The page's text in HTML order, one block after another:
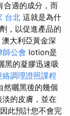
合適的成分，而
台北 這就是為什
，以促進產品的
澳大利亞黃金深
師公會 lotion是
黑的凝膠迅速吸
絡調理證照課程
然曬黑後的幾個
的皮膚，並在
此預計您不會完